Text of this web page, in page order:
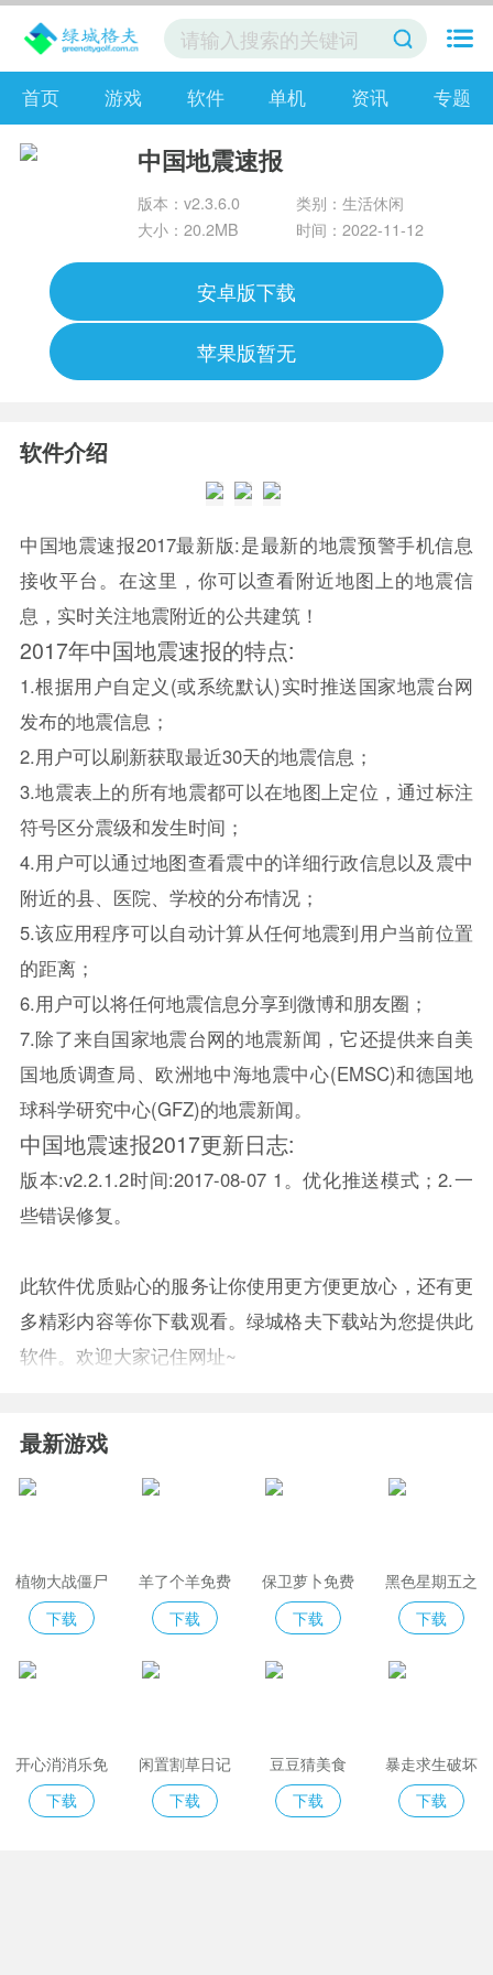
首页 游戏 软件 单机 资讯 专题
中国地震速报
版本：v2.3.6.0
类别：生活休闲
大小：20.2MB
时间：2022-11-12
安卓版下载
苹果版暂无
软件介绍
中国地震速报2017最新版:是最新的地震预警手机信息
接收平台。在这里，你可以查看附近地图上的地震信
息，实时关注地震附近的公共建筑！
2017年中国地震速报的特点:
1.根据用户自定义(或系统默认)实时推送国家地震台网
发布的地震信息；
2.用户可以刷新获取最近30天的地震信息；
3.地震表上的所有地震都可以在地图上定位，通过标注
符号区分震级和发生时间；
4.用户可以通过地图查看震中的详细行政信息以及震中
附近的县、医院、学校的分布情况；
5.该应用程序可以自动计算从任何地震到用户当前位置
的距离；
6.用户可以将任何地震信息分享到微博和朋友圈；
7.除了来自国家地震台网的地震新闻，它还提供来自美
国地质调查局、欧洲地中海地震中心(EMSC)和德国地
球科学研究中心(GFZ)的地震新闻。
中国地震速报2017更新日志:
版本:v2.2.1.2时间:2017-08-07 1。优化推送模式；2.一
些错误修复。
此软件优质贴心的服务让你使用更方便更放心，还有更
多精彩内容等你下载观看。绿城格夫下载站为您提供此
软件。欢迎大家记住网址~
最新游戏
植物大战僵尸
2免费版
下载
羊了个羊免费
下载
保卫萝卜免费
版
下载
黑色星期五之
夜indiecross
下载
开心消消乐免
费版
下载
闲置割草日记
下载
豆豆猜美食
下载
暴走求生破坏
模拟器
下载